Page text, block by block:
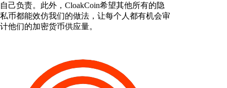
自己负责。此外，CloakCoin希望其他所有的隐
私币都能效仿我们的做法，让每个人都有机会审
计他们的加密货币供应量。